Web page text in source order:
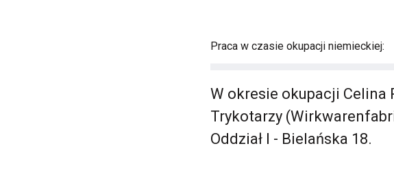
Praca w czasie okupacji niemieckiej:
W okresie okupacji Celina
Trykotarzy
Oddział I - Bielańska 18.